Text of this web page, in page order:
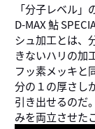
「分子レベル」
D-MAX 鮎
シュ加工とは、
きないハリの加
フッ素メッキと
分の１の厚さし
引き出せるのだ
みを両立させた